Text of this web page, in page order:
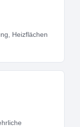
Heizflächen